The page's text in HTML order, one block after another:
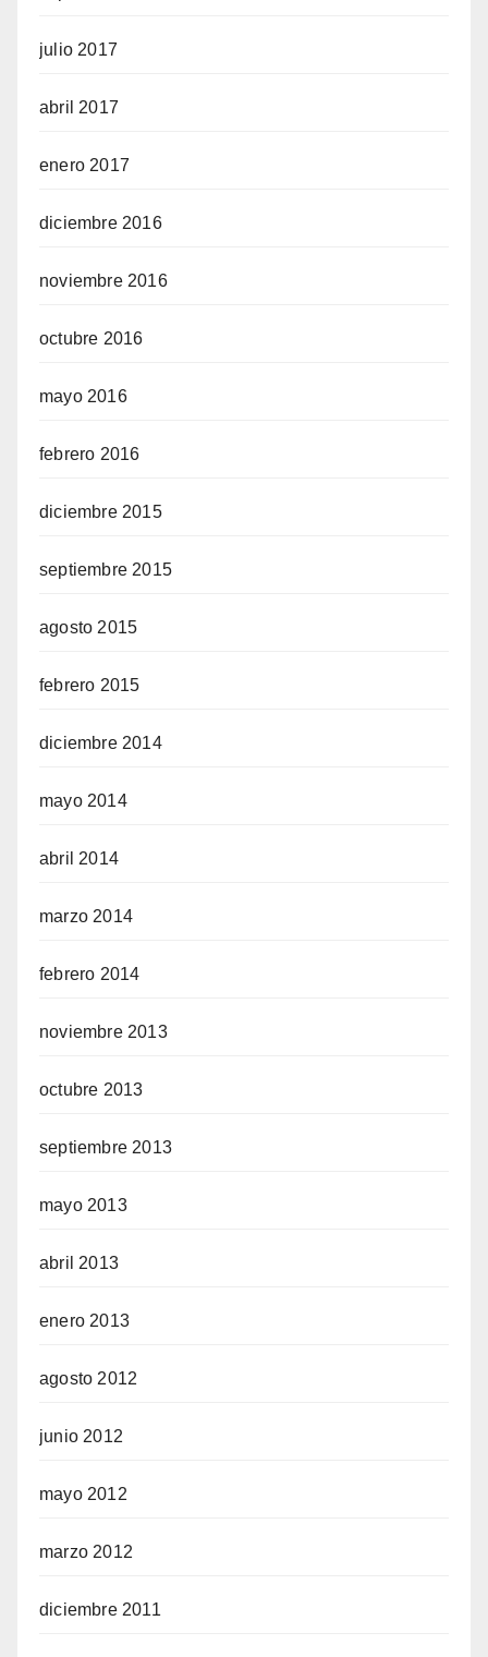
julio 2017
abril 2017
enero 2017
diciembre 2016
noviembre 2016
octubre 2016
mayo 2016
febrero 2016
diciembre 2015
septiembre 2015
agosto 2015
febrero 2015
diciembre 2014
mayo 2014
abril 2014
marzo 2014
febrero 2014
noviembre 2013
octubre 2013
septiembre 2013
mayo 2013
abril 2013
enero 2013
agosto 2012
junio 2012
mayo 2012
marzo 2012
diciembre 2011